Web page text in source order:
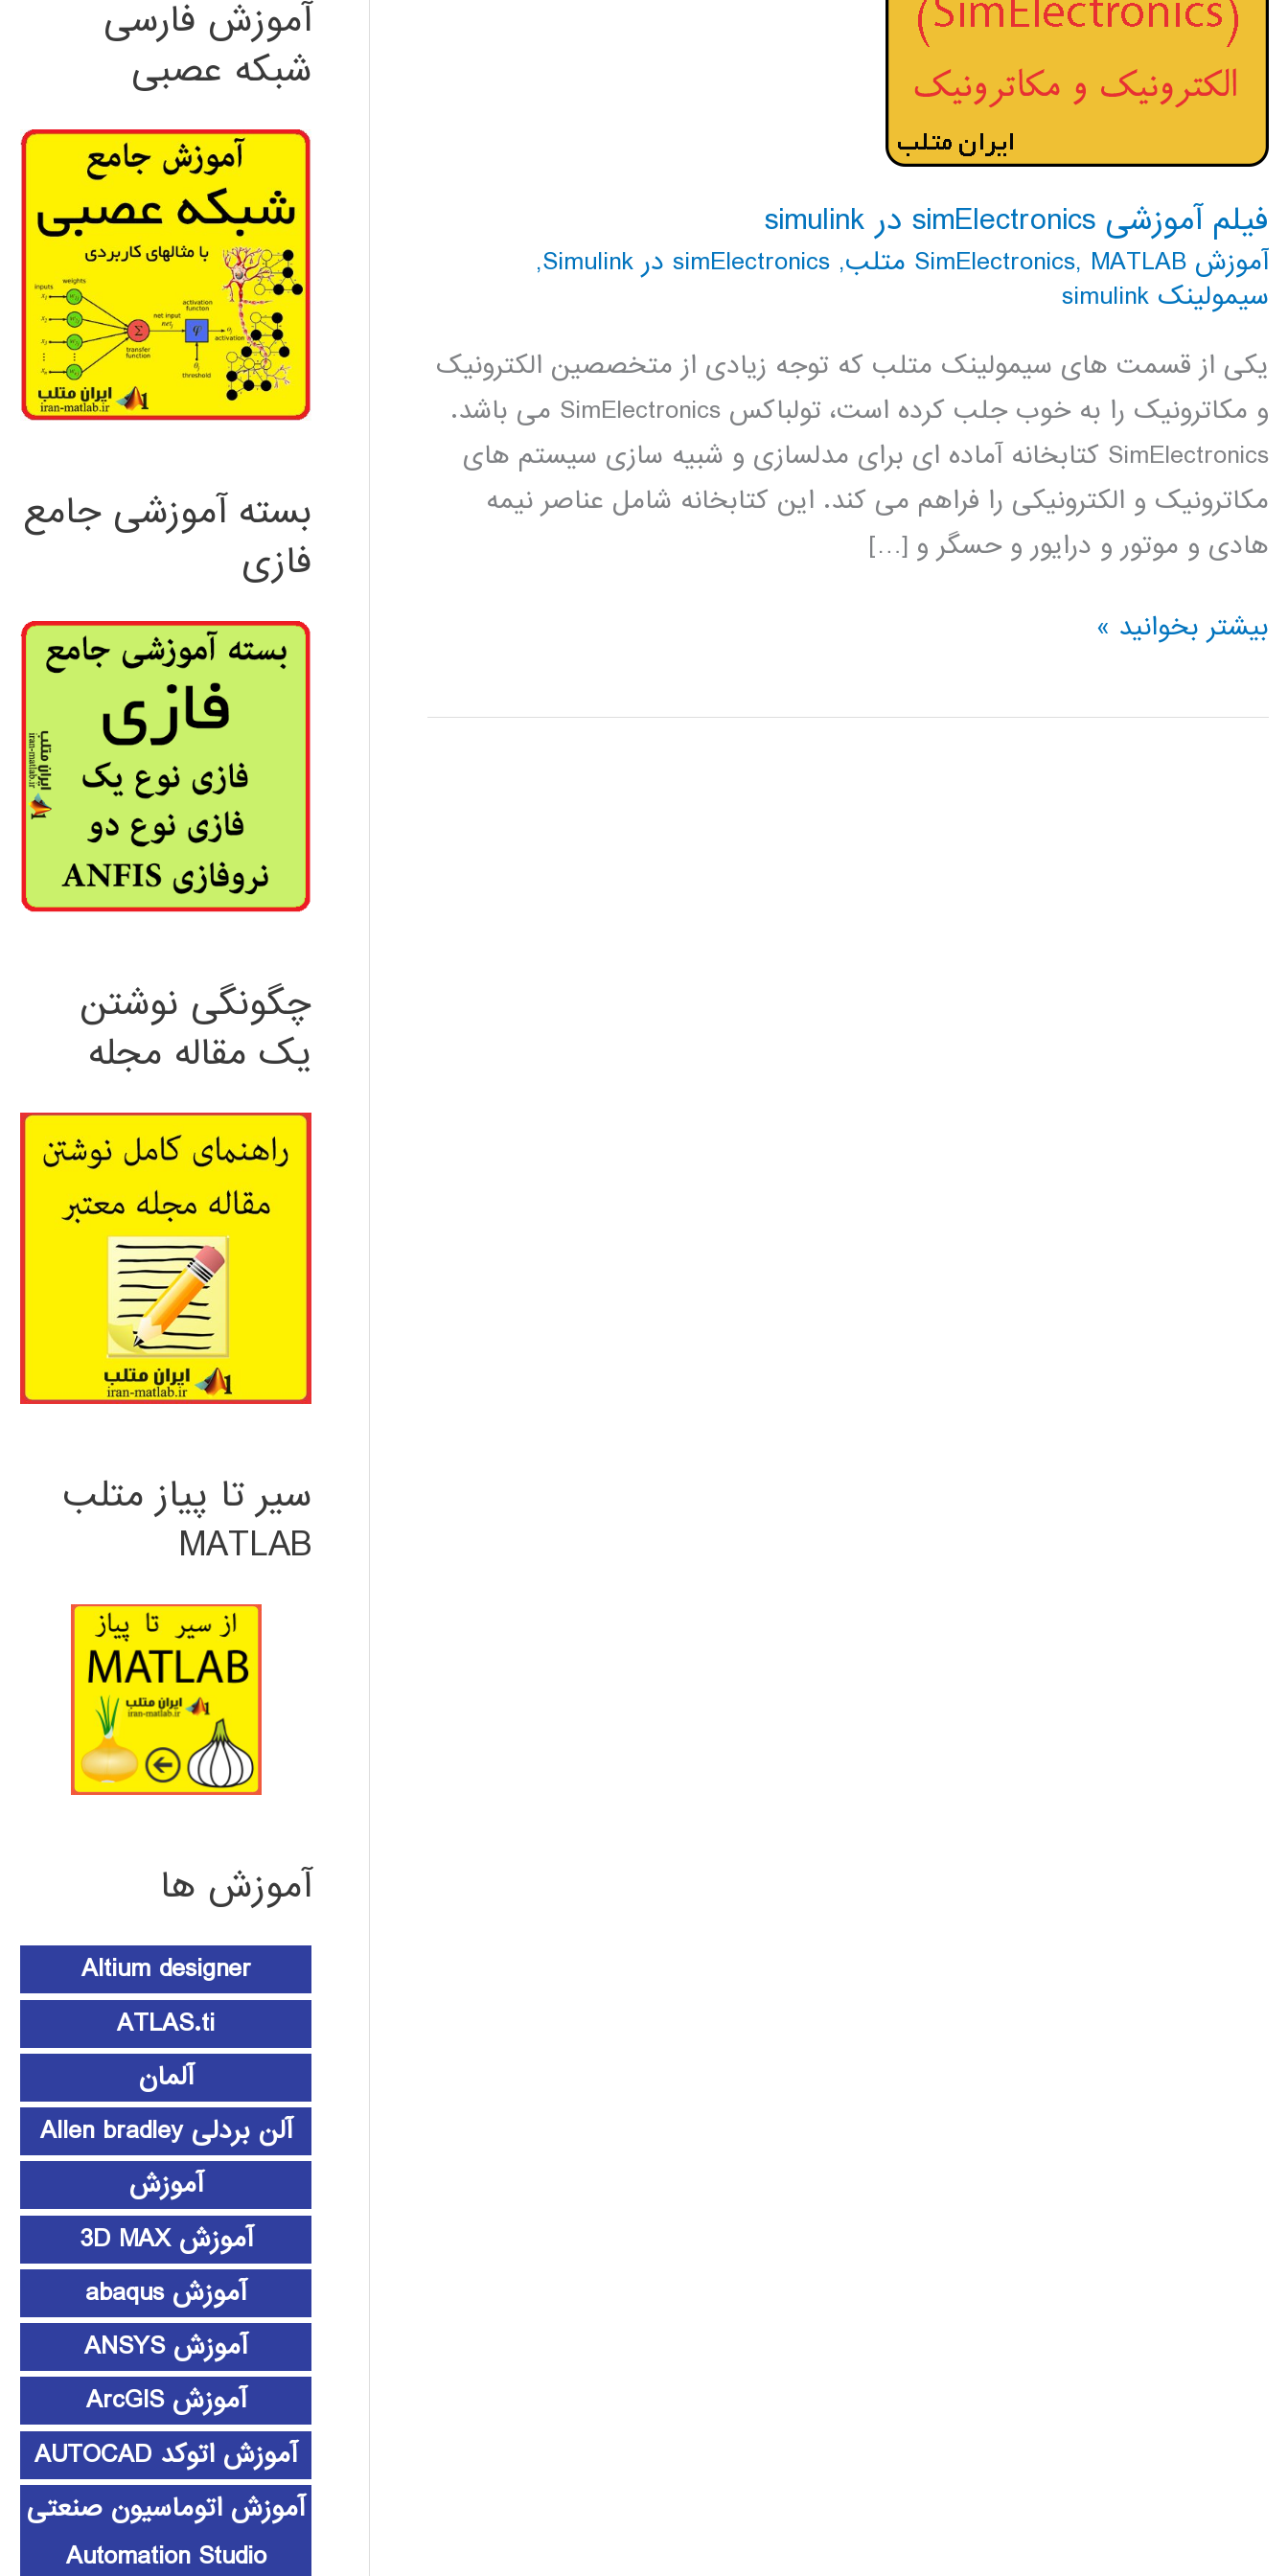
فیلم آموزشی simElectronics در simulink
آموزش SimElectronics , MATLAB متلب , simElectronics در Simulink
,
سیمولینک simulink
یکی از قسمت های سیمولینک متلب که توجه زیادی از متخصصین الکترونیک
و مکاترونیک را به خوب جلب کرده است، تولباکس SimElectronics می باشد.
SimElectronics کتابخانه آماده ای برای مدلسازی و شبیه سازی سیستم های
مکاترونیک و الکترونیکی را فراهم می کند. این کتابخانه شامل عناصر نیمه
هادی و موتور و درایور و حسگر و […]
فیلم
simElectronics
بیشتر بخوانید »
آموزش فارسی
شبکه عصبی
بسته آموزشی جامع
فازی
چگونگی نوشتن
یک مقاله مجله
سیر تا پیاز متلب
MATLAB
آموزش ها
Altium designer
ATLAS.ti
آلمان
آلن بردلی Allen bradley
آموزش
آموزش 3D MAX
آموزش abaqus
آموزش ANSYS
آموزش ArcGIS
آموزش اتوکد AUTOCAD
آموزش اتوماسیون صنعتی
Automation Studio